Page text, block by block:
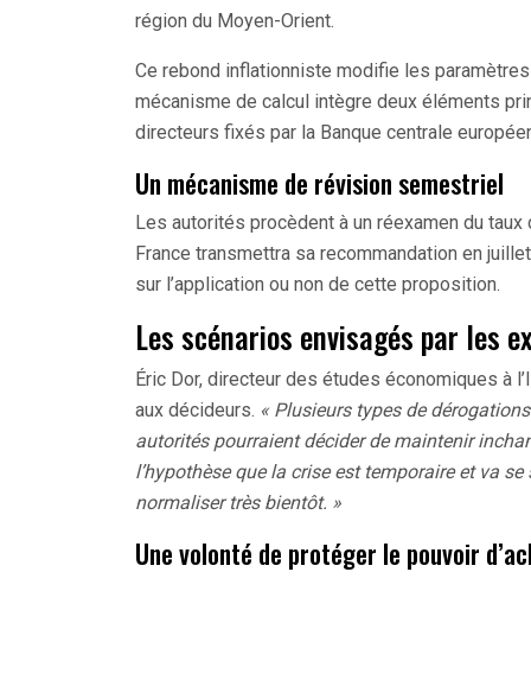
région du Moyen-Orient.
Ce rebond inflationniste modifie les
mécanisme de calcul intègre deux éléments
directeurs fixés par la Banque centrale
Un mécanisme de révision semestriel
Les autorités procèdent à un réexamen du
France transmettra sa recommandation en
sur l’application ou non de cette proposition.
Les scénarios envisagés par les
Éric Dor, directeur des études économiques à
aux décideurs. « Plusieurs types de
autorités pourraient décider de maintenir
l’hypothèse que la crise est temporaire et va
normaliser très bientôt. »
Une volonté de protéger le pouvoir